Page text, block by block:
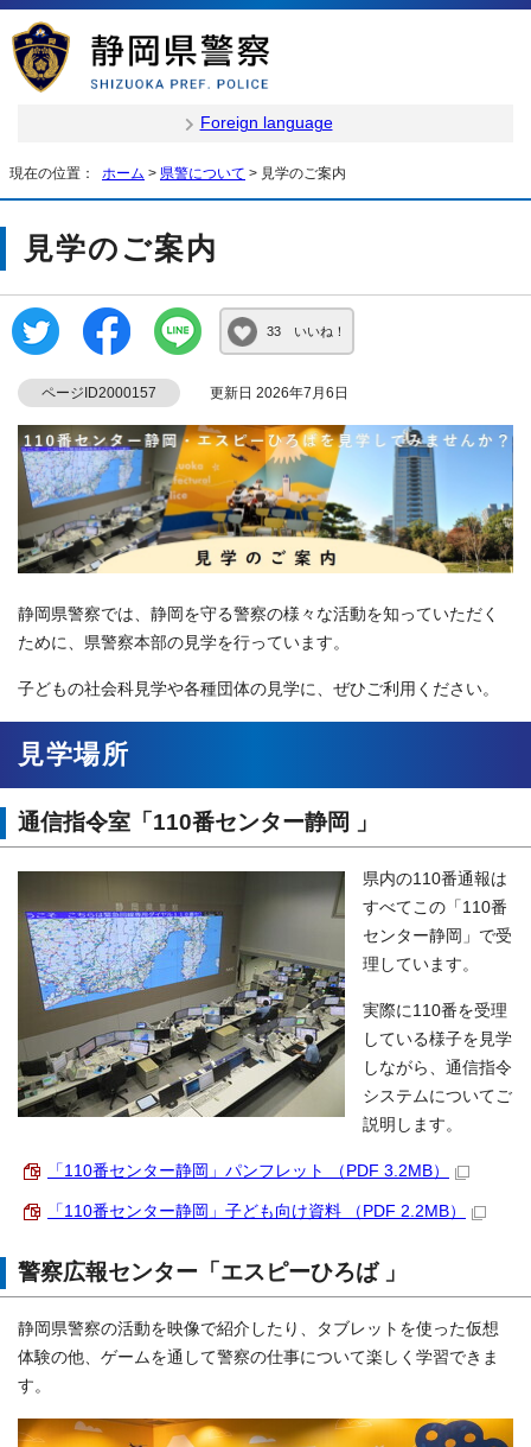
Foreign language
現在の位置： ホーム > 県警について > 見学のご案内
見学のご案内
33 いいね！
ページID2000157 更新日 2026年7月6日
静岡県警察では、静岡を守る警察の様々な活動を知っていただく
ために、県警察本部の見学を行っています。
子どもの社会科見学や各種団体の見学に、ぜひご利用ください。
見学場所
通信指令室「110番センター静岡 」
県内の110番通報は
すべてこの「110番
センター静岡」で受
理しています。
実際に110番を受理
している様子を見学
しながら、通信指令
システムについてご
説明します。
「110番センター静岡」パンフレット （PDF 3.2MB）
「110番センター静岡」子ども向け資料 （PDF 2.2MB）
警察広報センター「エスピーひろば 」
静岡県警察の活動を映像で紹介したり、タブレットを使った仮想
体験の他、ゲームを通して警察の仕事について楽しく学習できま
す。